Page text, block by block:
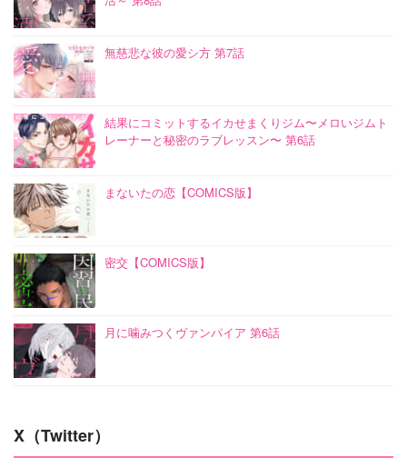
無慈悲な彼の愛シ方 第7話
結果にコミットするイカせまくりジム〜メロいジムト
レーナーと秘密のラブレッスン〜 第6話
まないたの恋【COMICS版】
密交【COMICS版】
月に噛みつくヴァンパイア 第6話
X（Twitter）